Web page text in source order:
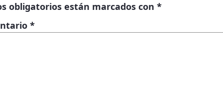
obligatorios están marcados con *
*